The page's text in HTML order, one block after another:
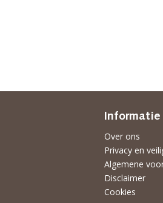
Informatie
Over ons
Privacy en
Algemene
Disclaimer
Cookies